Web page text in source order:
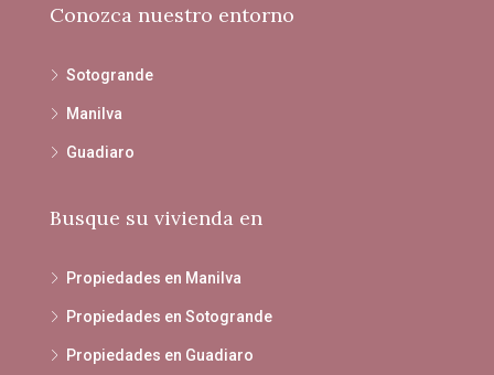
Conozca nuestro entorno
Sotogrande
Manilva
Guadiaro
Busque su vivienda en
Propiedades en Manilva
Propiedades en Sotogrande
Propiedades en Guadiaro